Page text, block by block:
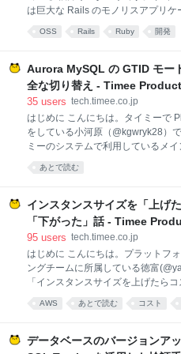
はこれで十分です。ただ問題とな
を超えた過去のログを検索したい」
とき。今回はこの課題に対して
は巨大な Rails のモノリスアプリケ
人気テーブル）への DB マイグレー
ルになってきたため、本格的に対
た。 この記事では、原因となってい
クションに対し、Datadog と Devin
します。 DBマイグレーション失敗
的に発生していたのは、人気テー
TABLE が日中はほぼ通らない、と
因は メタデータロック (MDL) です
OSS Rails Ruby 開発
Aurora MySQL の GTID モー
全な切り替え - Timee
35 users tech.timee.co.jp
はじめに こんにちは。タイミーで
をしている小河原（@kgwryk28）
ミーのシステムで利用しているメ
（Aurora MySQL）のバージョンア
す。前回の記事では、アップグレー
は、そのアップグレードと並行し
Aurora MySQL の GTID モード有効
て直面した課題と、それぞれをどう
も読んでいただけるよう、必要な
しながら説明します。 背景 きっか
いるAurora MySQL 3.x 系（
性）から Aurora MySQL 8.4 系（
あとで読む
インスタンスサイズを「上げ
「下がった」話 - Timee
95 users tech.timee.co.jp
はじめに こんにちは。プラットフ
ングチームに所属している徳富
「インスタンスサイズを上げたら
た」と言うと、だいたい「？」とい
スペック上げたらお金かかるに決ま
記事では、Amazon Aurora の
AWS あとで読む コスト
データベースのバージョンア